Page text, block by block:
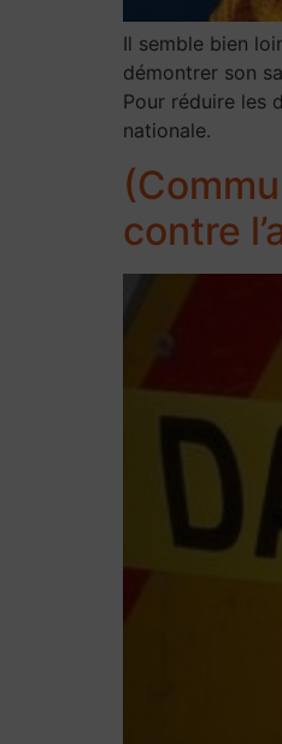
Il semble bien
démontrer son
Pour réduire les
nationale.
contre